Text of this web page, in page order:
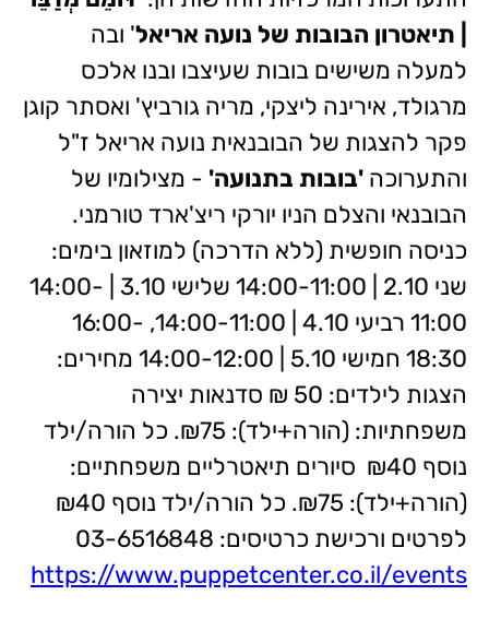
| תיאטרון הבובות של נועה אריאל' ובה
למעלה משישים בובות שעיצבו ובנו אלכס
מרגולד, אירינה ליצקי, מריה גורביץ' ואסתר קוגן
פקר להצגות של הבובנאית נועה אריאל ז"ל
והתערוכה 'בובות בתנועה' - מצילומיו של
הבובנאי והצלם הניו יורקי ריצ'ארד טורמני.
כניסה חופשית (ללא הדרכה) למוזאון בימים:
שני 2.10 | 14:00-11:00
שלישי 3.10 | 14:00-
11:00
רביעי 4.10 | 14:00-11:00, 16:00-
18:30 חמישי 5.10 | 14:00-12:00
מחירים:
הצגות לילדים: 50 ₪
סדנאות יצירה
משפחתיות: (הורה+ילד): ₪75. כל הורה/ילד
נוסף ₪40
סיורים תיאטרליים משפחתיים:
(הורה+ילד): ₪75. כל הורה/ילד נוסף ₪40
לפרטים ורכישת כרטיסים: 03-6516848
https://www.puppetcenter.co.il/events